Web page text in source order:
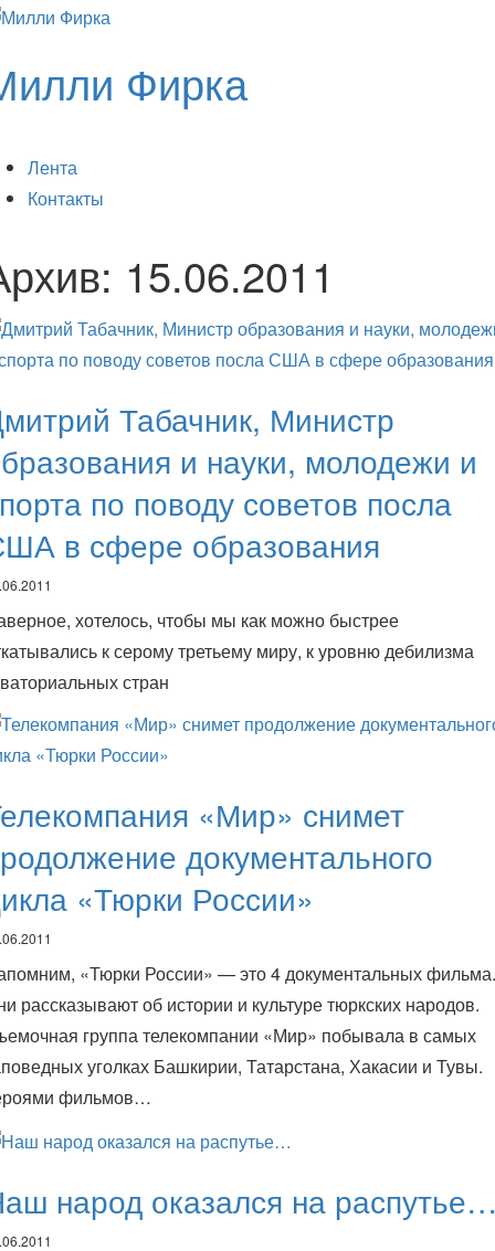
Фирка
Лента
Контакты
15.06.2011
Табачник, Министр
и науки, молодежи и
по поводу советов посла
в сфере образования
хотелось, чтобы мы как можно быстрее
к серому третьему миру, к уровню дебилизма
стран
«Мир» снимет
документального
«Тюрки России»
«Тюрки России» — это 4 документальных фильма.
рассказывают об истории и культуре тюркских народов.
группа телекомпании «Мир» побывала в самых
уголках Башкирии, Татарстана, Хакасии и Тувы.
фильмов…
народ оказался на